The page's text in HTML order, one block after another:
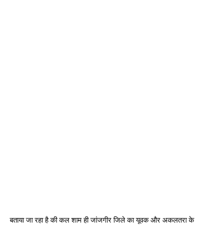
बताया जा रहा है की कल शाम ही जांजगीर जिले का यूवक और अकलतरा के